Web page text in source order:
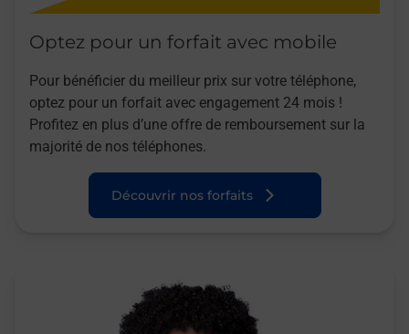
Optez pour un forfait avec mobile
Pour bénéficier du meilleur prix sur votre téléphone,
optez pour un forfait avec engagement 24 mois !
Profitez en plus d’une offre de remboursement sur la
majorité de nos téléphones.
Découvrir nos forfaits